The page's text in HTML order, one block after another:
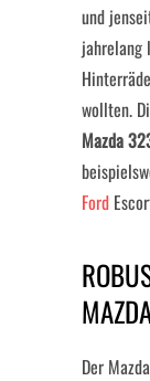
und
jahrelang
wollten.
Mazda
Ford
Der